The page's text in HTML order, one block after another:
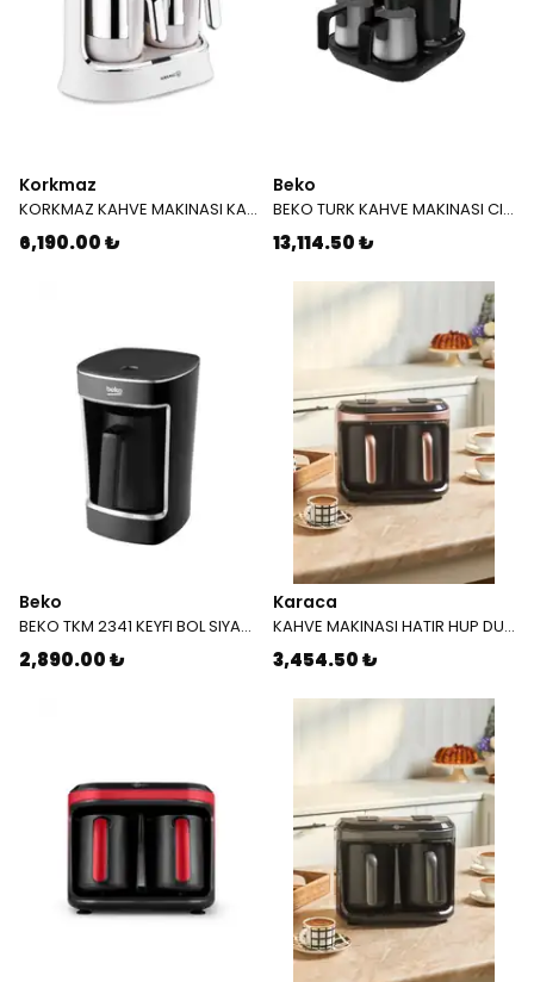
Korkmaz
KORKMAZ KAHVE MAKINASI KAHVEKOLIK TWİN VANILYA KROM 861 08
6,190.00 ₺
Beko
BEKO TURK KAHVE MAKINASI CIFTLI 8961 S TKM 7489470202
13,114.50 ₺
Beko
BEKO TKM 2341 KEYFI BOL SIYAH 7465000200
2,890.00 ₺
Karaca
KAHVE MAKINASI HATIR HUP DUET AROMA ROSE GOLD 8683650323044
3,454.50 ₺